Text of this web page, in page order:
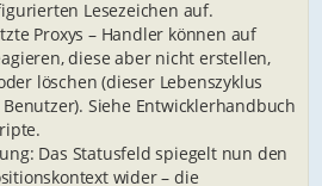
Lesezeichen auf.
Proxys – Handler können auf
diese aber nicht erstellen,
löschen (dieser Lebenszyklus
Siehe Entwicklerhandbuch
Das Statusfeld spiegelt nun den
wider – die